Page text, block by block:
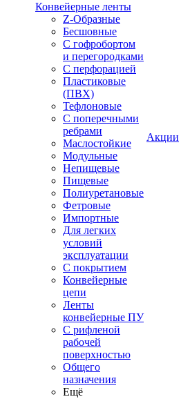
Конвейерные ленты
Z-Образные
Бесшовные
С гофробортом
и перегородками
С перфорацией
Пластиковые
(ПВХ)
Тефлоновые
С поперечными
ребрами
Маслостойкие
Модульные
Непищевые
Пищевые
Полиуретановые
Фетровые
Импортные
Для легких
условий
эксплуатации
С покрытием
Конвейерные
цепи
Ленты
конвейерные ПУ
С рифленой
рабочей
поверхностью
Общего
назначения
Ещё
Акции